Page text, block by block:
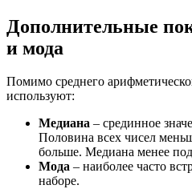
Дополнительные
и мода
Помимо среднего
используют:
Медиана – срединное
Половина всех чисел
больше. Медиана менее
Мода – наиболее часто
наборе.